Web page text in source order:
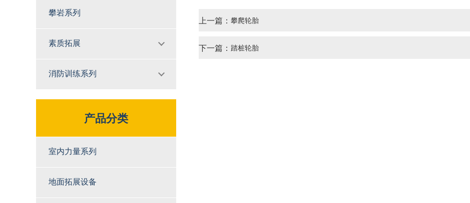
攀岩系列
素质拓展
消防训练系列
产品分类
室内力量系列
地面拓展设备
上一篇： 攀爬轮胎
下一篇： 踏桩轮胎